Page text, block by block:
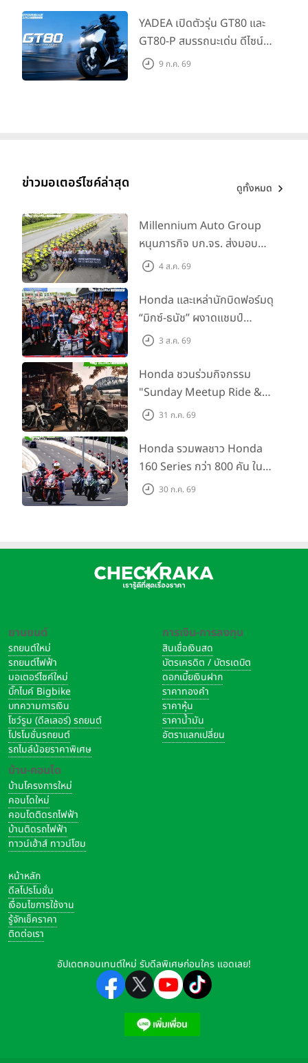
YADEA เปิดตัวรุ่น GT80 และ
GT80-P สมรรถนะเด่น ดีไซน์หรู
ปลอดภัย ราคาเข้าถึงง่าย จด
9 ก.ค. 69
ข่าวมอเตอร์ไซค์ล่าสุด ดูทั้งหมด
Millennium Auto Group
หนุนภารกิจ บก.จร. ส่งมอบ
BMW R 1300 GS และ F 900
พร้อม ยกระดับทักษะการขับขี่
เสริมศักยภาพตำรวจจราจร
4 ส.ค. 69
Honda และเหล่านักบิดฟอร์มดุ
“มิกซ์-ธนัช” ผงาดแชมป์
SS600 2 สนามติด “ข้าวกล้อง”
สนาม 2
3 ส.ค. 69
Honda ชวนร่วมกิจกรรม
"Sunday Meetup Ride &
Soul" จิบกาแฟ พูดคุย แลก
กัน 16 ส.ค. นี้
31 ก.ค. 69
Honda รวมพลชาว Honda
160 Series กว่า 800 คัน ใน
งาน “THE ONE-SIXTI-ER ตัว
30 ก.ค. 69
ยานยนต์
รถยนต์ใหม่
รถยนต์ไฟฟ้า
มอเตอร์ไซค์ใหม่
บิ๊กไบค์ Bigbike
บทความการเงิน
โชว์รูม (ดีลเลอร์) รถยนต์
โปรโมชั่นรถยนต์
รถไมล์น้อยราคาพิเศษ
บ้าน-คอนโด
บ้านโครงการใหม่
คอนโดใหม่
คอนโดติดรถไฟฟ้า
บ้านติดรถไฟฟ้า
ทาวน์เฮ้าส์ ทาวน์โฮม
การเงิน-การลงทุน
สินเชื่อเงินสด
บัตรเครดิต / บัตรเดบิต
ดอกเบี้ยเงินฝาก
ราคาทองคำ
ราคาหุ้น
ราคาน้ำมัน
อัตราแลกเปลี่ยน
หน้าหลัก
ดีลโปรโมชั่น
เงื่อนไขการใช้งาน
รู้จักเช็คราคา
ติดต่อเรา
อัปเดตคอนเทนต์ใหม่ รับดีลพิเศษก่อนใคร แอดเลย!